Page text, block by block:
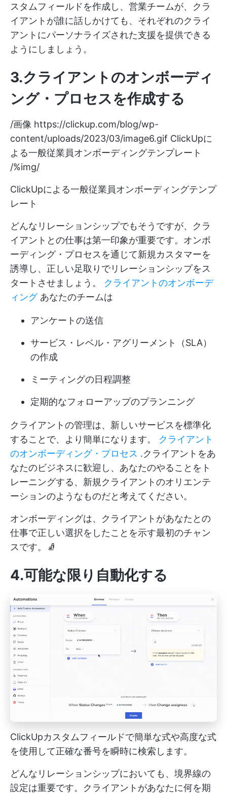
スタムフィールドを作成し、営業チームが、クラ
イアントが誰に話しかけても、それぞれのクライ
アントにパーソナライズされた支援を提供できる
ようにしましょう。
3.クライアントのオンボーディ
ング・プロセスを作成する
/画像 https://clickup.com/blog/wp-
content/uploads/2023/03/image6.gif ClickUpに
よる一般従業員オンボーディングテンプレート
/%img/
ClickUpによる一般従業員オンボーディングテンプ
レート
どんなリレーションシップでもそうですが、クラ
イアントとの仕事は第一印象が重要です。オンボ
ーディング・プロセスを通じて新規カスタマーを
誘導し、正しい足取りでリレーションシップをス
タートさせましょう。 クライアントのオンボーデ
ィングあなたのチームは
アンケートの送信
サービス・レベル・アグリーメント（SLA）
の作成
ミーティングの日程調整
定期的なフォローアップのプランニング
クライアントの管理は、新しいサービスを標準化
することで、より簡単になります。 クライアント
のオンボーディング・プロセス .クライアントをあ
なたのビジネスに歓迎し、あなたのやることをト
レーニングする、新規クライアントのオリエンテ
ーションのようなものだと考えてください。
オンボーディングは、クライアントがあなたとの
仕事で正しい選択をしたことを示す最初のチャン
スです。🧦
4.可能な限り自動化する
ClickUpカスタムフィールドで簡単な式や高度な式
を使用して正確な番号を瞬時に検索します。
どんなリレーションシップにおいても、境界線の
設定は重要です。クライアントがあなたに何を期